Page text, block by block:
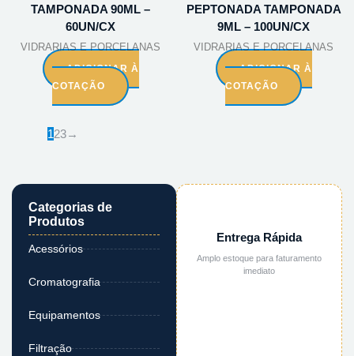
Categorias de
Produtos
Acessórios
Cromatografia
Equipamentos
Filtração
Entrega Rápida
Amplo estoque para faturamento
imediato
TAMPONADA 90ML –
60UN/CX
VIDRARIAS E PORCELANAS
ADICIONAR À
COTAÇÃO
PEPTONADA TAMPONADA
9ML – 100UN/CX
VIDRARIAS E PORCELANAS
ADICIONAR À
COTAÇÃO
123→